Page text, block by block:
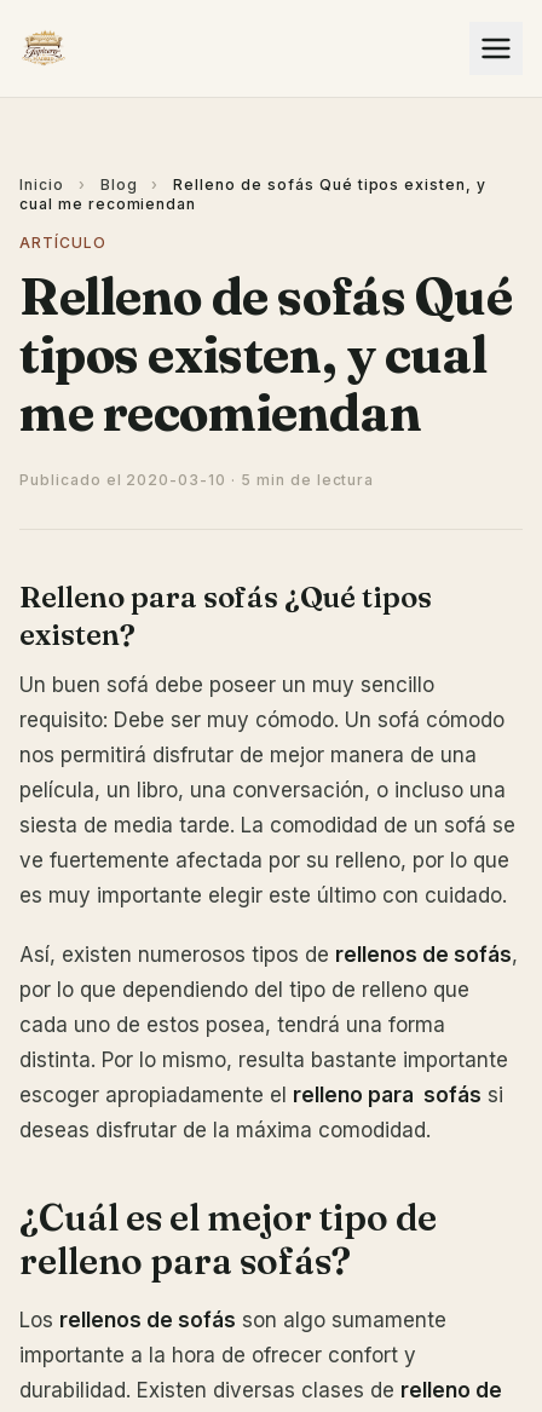
Inicio › Blog ›
Relleno de sofás Qué tipos existen, y
cual me recomiendan
ARTÍCULO
Relleno de sofás Qué
tipos existen, y cual
me recomiendan
Publicado el 2020-03-10 · 5 min de lectura
Relleno para sofás ¿Qué tipos
existen?
Un buen sofá debe poseer un muy sencillo
requisito: Debe ser muy cómodo. Un sofá cómodo
nos permitirá disfrutar de mejor manera de una
película, un libro, una conversación, o incluso una
siesta de media tarde. La comodidad de un sofá se
ve fuertemente afectada por su relleno, por lo que
es muy importante elegir este último con cuidado.
Así, existen numerosos tipos de rellenos de sofás,
por lo que dependiendo del tipo de relleno que
cada uno de estos posea, tendrá una forma
distinta. Por lo mismo, resulta bastante importante
escoger apropiadamente el relleno para sofás si
deseas disfrutar de la máxima comodidad.
¿Cuál es el mejor tipo de
relleno para sofás?
Los rellenos de sofás son algo sumamente
importante a la hora de ofrecer confort y
durabilidad. Existen diversas clases de relleno de